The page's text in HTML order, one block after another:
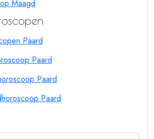
Maagd
Paard
Paard
Paard
Paard